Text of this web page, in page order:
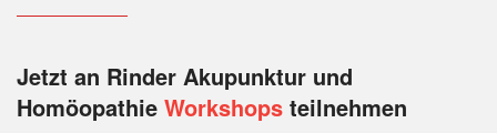
Jetzt an Rinder Akupunktur und
Homöopathie Workshops teilnehmen